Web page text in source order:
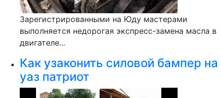
Зарегистрированными на Юду мастерами
выполняется недорогая экспресс-замена масла в
двигателе...
Как узаконить силовой бампер на
уаз патриот